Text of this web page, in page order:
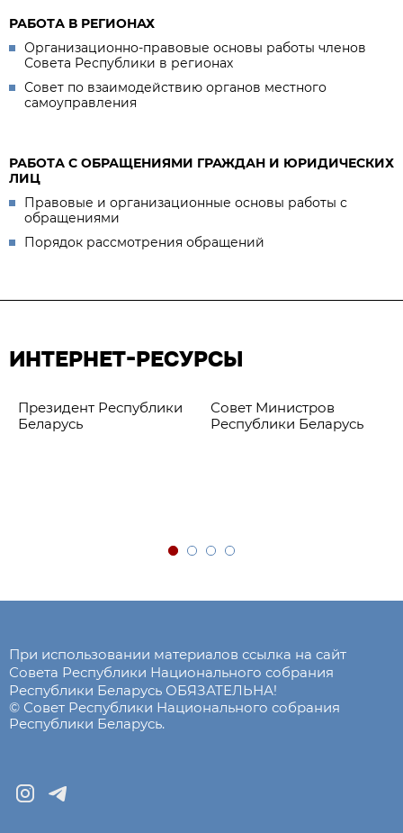
РАБОТА В РЕГИОНАХ
Организационно-правовые основы работы членов
Совета Республики в регионах
Совет по взаимодействию органов местного
самоуправления
РАБОТА С ОБРАЩЕНИЯМИ ГРАЖДАН И ЮРИДИЧЕСКИХ
ЛИЦ
Правовые и организационные основы работы с
обращениями
Порядок рассмотрения обращений
ИНТЕРНЕТ-РЕСУРСЫ
Президент Республики
Беларусь
Совет Министров
Республики Беларусь
При использовании материалов ссылка на сайт
Совета Республики Национального собрания
Республики Беларусь ОБЯЗАТЕЛЬНА!
© Совет Республики Национального собрания
Республики Беларусь.